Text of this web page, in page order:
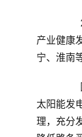
产业健康
宁、淮南
太阳能发
理，充分